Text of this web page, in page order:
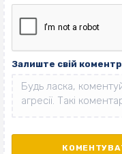
Залиште свій коментр